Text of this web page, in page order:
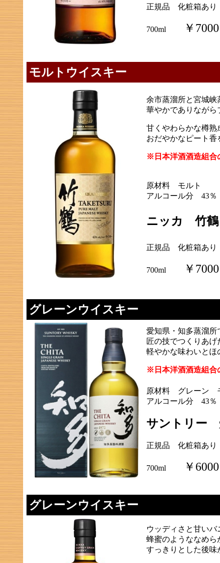
正規品 化粧箱あり
700ml ￥7000
モルトウイスキー
余市蒸溜所と宮城峡
華やかでありながら
甘くやわらかな樽熟
おだやかなピート
※日本洋酒酒造組合
原材料 モルト
アルコール分 43％
ニッカ 竹鶴
正規品 化粧箱あり
700ml ￥7000
グレーンウイスキー
愛知県・知多蒸溜所
匠の技でつくりあ
軽やかな味わいとほ
※日本洋酒酒造組合
原材料 グレーン
アルコール分 43％
サントリー
正規品 化粧箱あり
700ml ￥6000
グレーンウイスキー
ウッディさと甘い
蜂蜜のようななめら
すっきりとした後味